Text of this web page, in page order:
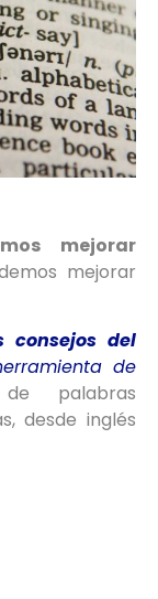
mejorar
mejorar
consejos del
de
palabras
desde inglés